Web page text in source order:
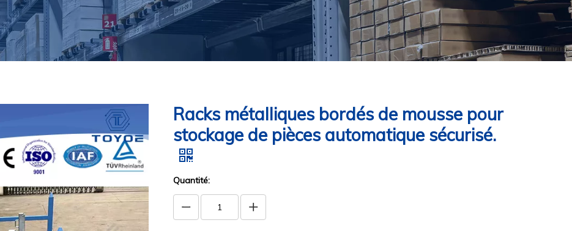
Racks métalliques bordés de mousse pour
stockage de pièces automatique sécurisé.
Quantité: